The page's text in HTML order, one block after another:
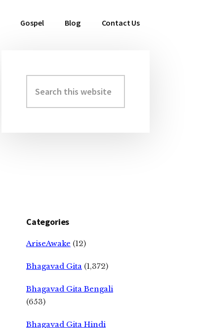
Gospel Blog Contact Us
Primary
Sidebar
this
website
Categories
AriseAwake (12)
Bhagavad Gita (1,372)
Bhagavad Gita Bengali
(653)
Bhagavad Gita Hindi